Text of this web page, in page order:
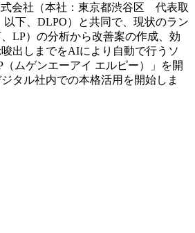
式会社（本社：東京都渋谷区 代表取
下、DLPO）と共同で、現状のラン
LP）の分析から改善案の作成、効
出しまでをAIにより自動で行うソ
ムゲンエーアイ エルピー）」を開
タル社内での本格活用を開始しま